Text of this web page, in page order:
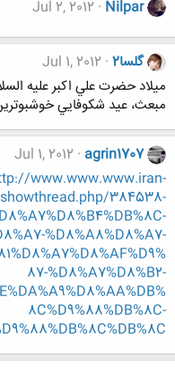
Nilpar
Jul 2, 2012
گلسا2
Jul 1, 2012
ميلاد حضرت علي اکبر عليه
مبعث، عيد شکوفايي
agrin1707
Jul 1, 2012
www.www.www.iran-
384538-
%D8%A8%D8%A7-
87-%D8%A7%D8%B2-
8C%D9%88%DB%8C-